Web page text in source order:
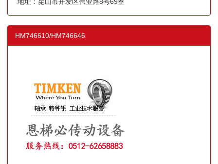
地址：昆山市开发区伟业路8号69室
HM746610/HM746646